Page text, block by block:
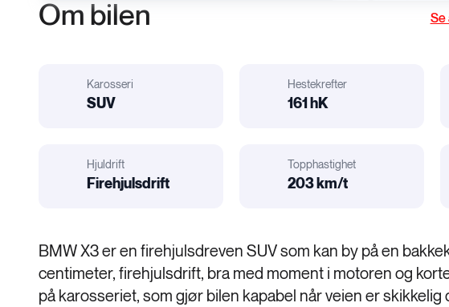
Om bilen Se
Karosseri
SUV
Hestekrefter
161 hK
Hjuldrift
Firehjulsdrift
Topphastighet
203 km/t
BMW X3 er en firehjulsdreven SUV som kan by på en
centimeter, firehjulsdrift, bra med moment i motoren og
på karosseriet, som gjør bilen kapabel når veien er skikkelig